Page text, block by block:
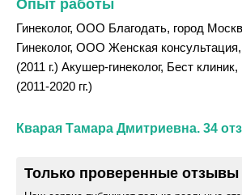
Опыт работы
Гинеколог, ООО Благодать, город
Гинеколог, ООО Женская
(2011 г.) Акушер-гинеколог, Бест
(2011-2020 гг.)
Кварая Тамара Дмитриевна. 34
Только проверенные отзывы